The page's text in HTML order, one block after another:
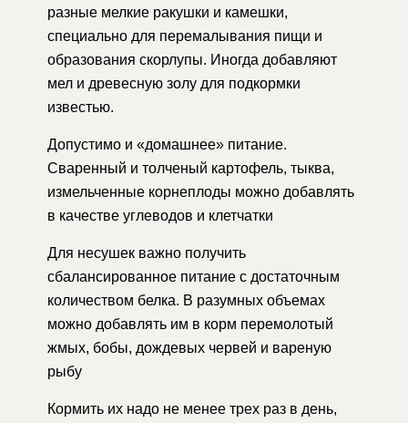
разные мелкие ракушки и камешки,
специально для перемалывания пищи и
образования скорлупы. Иногда добавляют
мел и древесную золу для подкормки
известью.
Допустимо и «домашнее» питание.
Сваренный и толченый картофель, тыква,
измельченные корнеплоды можно добавлять
в качестве углеводов и клетчатки
Для несушек важно получить
сбалансированное питание с достаточным
количеством белка. В разумных объемах
можно добавлять им в корм перемолотый
жмых, бобы, дождевых червей и вареную
рыбу
Кормить их надо не менее трех раз в день,